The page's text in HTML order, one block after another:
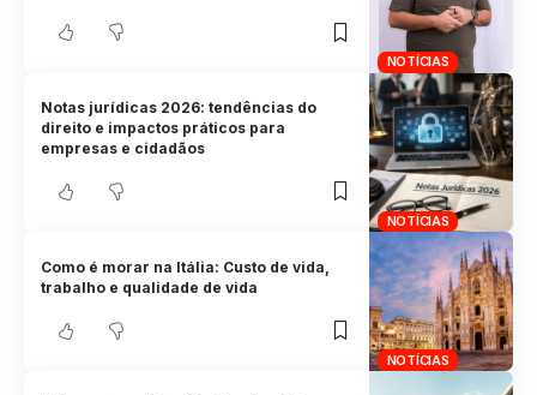
NOTÍCIAS
NOTÍCIAS
Notas jurídicas 2026: tendências do
direito e impactos práticos para
empresas e cidadãos
NOTÍCIAS
Como é morar na Itália: Custo de vida,
trabalho e qualidade de vida